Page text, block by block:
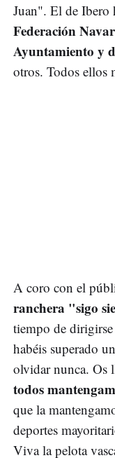
Juan". El de Ibero
Federación
Ayuntamiento y
otros. Todos ellos
A coro con el
ranchera "sigo
tiempo de
habéis superado
olvidar nunca. Os
todos
que la
deportes
Viva la pelota